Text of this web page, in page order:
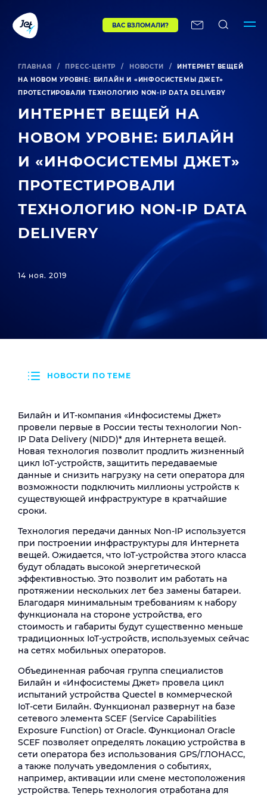
ВАС ВЗЛОМАЛИ?
ГЛАВНАЯ / ПРЕСС-ЦЕНТР / НОВОСТИ /
ИНТЕРНЕТ ВЕЩЕЙ
НА НОВОМ УРОВНЕ: БИЛАЙН И «ИНФОСИСТЕМЫ ДЖЕТ»
ПРОТЕСТИРОВАЛИ ТЕХНОЛОГИЮ NON-IP DATA DELIVERY
ИНТЕРНЕТ ВЕЩЕЙ НА
НОВОМ УРОВНЕ: БИЛАЙН
И «ИНФОСИСТЕМЫ ДЖЕТ»
ПРОТЕСТИРОВАЛИ
ТЕХНОЛОГИЮ NON-IP DATA
DELIVERY
14 ноя. 2019
НОВОСТИ ПО ТЕМЕ
Билайн и ИТ-компания «Инфосистемы Джет»
провели первые в России тесты технологии Non-
IP Data Delivery (NIDD)* для Интернета вещей.
Новая технология позволит продлить жизненный
цикл IoT-устройств, защитить передаваемые
данные и снизить нагрузку на сети оператора для
возможности подключить миллионы устройств к
существующей инфраструктуре в кратчайшие
сроки.
Технология передачи данных Non-IP используется
при построении инфраструктуры для Интернета
вещей. Ожидается, что IoT-устройства этого класса
будут обладать высокой энергетической
эффективностью. Это позволит им работать на
протяжении нескольких лет без замены батареи.
Благодаря минимальным требованиям к набору
функционала на стороне устройства, его
стоимость и габариты будут существенно меньше
традиционных IoT-устройств, используемых сейчас
на сетях мобильных операторов.
Объединенная рабочая группа специалистов
Билайн и «Инфосистемы Джет» провела цикл
испытаний устройства Quectel в коммерческой
IoT-сети Билайн. Функционал развернут на базе
сетевого элемента SCEF (Service Capabilities
Exposure Function) от Oracle. Функционал Oracle
SCEF позволяет определять локацию устройства в
сети оператора без использования GPS/ГЛОНАСС,
а также получать уведомления о событиях,
например, активации или смене местоположения
устройства. Теперь технология отработана для